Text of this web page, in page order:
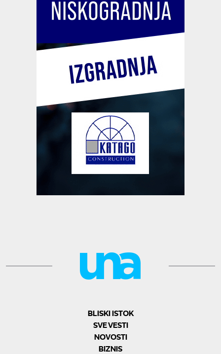
BLISKI ISTOK
SVE VESTI
NOVOSTI
BIZNIS